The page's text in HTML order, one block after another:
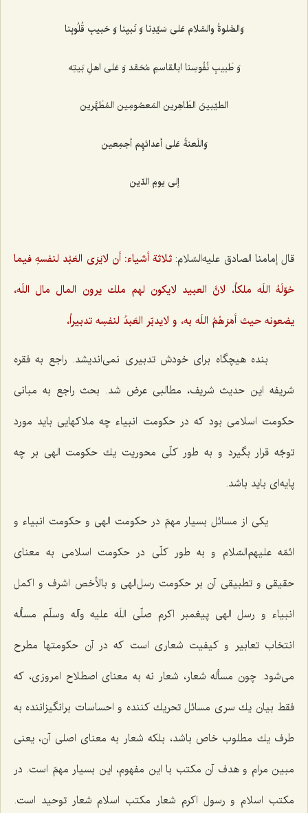
وَالصَّلوةُ والسَّلام عَلى سَيِّدِنا وَ نَبيِنا وَ حَبيبِ قُلُوبِنا
وَ طَبيبِ نُفُوسِنا ابالقاسمِ مُحَمَّد وَ عَلى اهلِ بَيتِه‌
الطيّبينَ الطَاهِرين المَعصُومِين المُطَهَّرين‌
وَاللَعنةُ عَلى أعدائهِم أجمِعين‌
إلى يومِ الدّين‌
قال إمامنا الصادق عليه‌السّلام: ثلاثة أشياء: أن لايَرَى العَبْد لنفسهِ فيما
خوّلَهُ اللَه ملكاً، لانَّ العبيد لايكون لهم ملك يرون المال مال اللَه،
يضعونه حيث أمَرَهُمُ اللَه به، و لايدبّر العَبدُ لنفسِه تدبيراً،
بنده هیچگاه برای خودش تدبیری نمی‌اندیشد. راجع به فقره
شریفه این حدیث شریف، مطالبی عرض شد. بحث راجع به مبانی
حكومت اسلامی بود كه در حكومت انبیاء چه ملاكهایی باید مورد
توجّه قرار بگیرد و به طور كلّی محوریت یك حكومت الهی بر چه
پایه‌ای باید باشد.
یكی از مسائل بسیار مهمّ در حكومت الهی و حكومت انبیاء و
ائمّه علیهم‌السّلام و به طور كلّی در حكومت اسلامی به معنای
حقیقی و تطبیقی آن بر حكومت رسل‌الهی و بالأخص اشرف و اكمل
انبیاء و رسل الهی پیغمبر اكرم صلّی اللَه علیه وآله وسلّم مسأله
انتخاب تعابیر و كیفیت شعاری است كه در آن حكومتها مطرح
می‌شود. چون مسأله شعار، شعار نه به معنای اصطلاح امروزی، كه
فقط بیان یك سری مسائل تحریك كننده و احساسات برانگیزاننده به
طرف یك مطلوب خاص باشد، بلكه شعار به معنای اصلی آن، یعنی
مبین مرام و هدف آن مكتب با این مفهوم، این بسیار مهمّ است. در
مكتب اسلام و رسول اكرم شعار مكتب اسلام شعار توحید است.